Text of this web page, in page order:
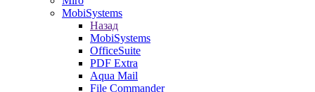
MobiSystems
Назад
MobiSystems
OfficeSuite
PDF Extra
Aqua Mail
File Commander